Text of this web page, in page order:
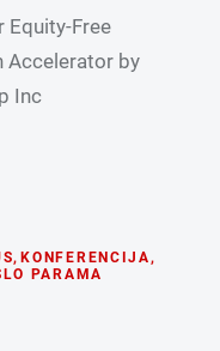
Equity-Free
Accelerator by
Inc
, KONFERENCIJA,
PARAMA